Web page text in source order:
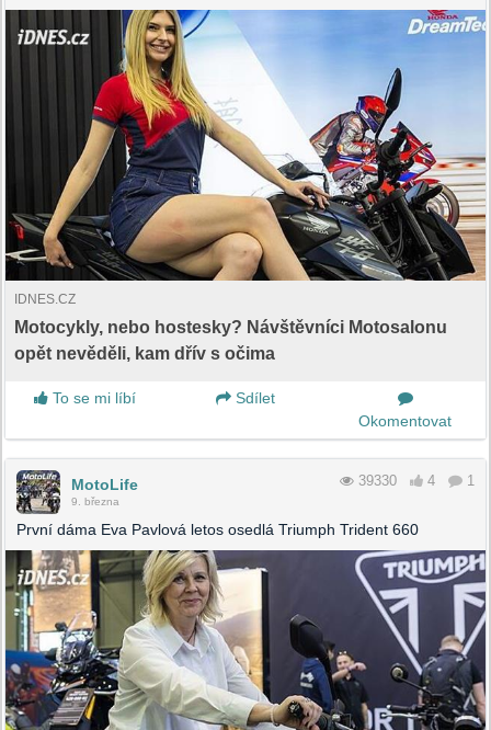
IDNES.CZ
Motocykly, nebo hostesky? Návštěvníci Motosalonu
opět nevěděli, kam dřív s očima
To se mi líbí
Sdílet
Okomentovat
MotoLife
9. března
39330 4 1
První dáma Eva Pavlová letos osedlá Triumph Trident 660